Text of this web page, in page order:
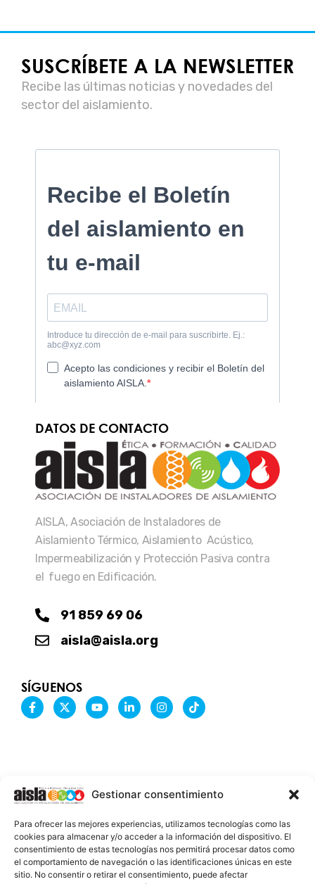
Gestionar consentimiento
Para ofrecer las mejores experiencias, utilizamos tecnologías como las
cookies para almacenar y/o acceder a la información del dispositivo. El
consentimiento de estas tecnologías nos permitirá procesar datos como
el comportamiento de navegación o las identificaciones únicas en este
sitio. No consentir o retirar el consentimiento, puede afectar
SUSCRÍBETE A LA NEWSLETTER
Recibe las últimas noticias y novedades del
sector del aislamiento.
DATOS DE CONTACTO
AISLA, Asociación de Instaladores de
Aislamiento Térmico, Aislamiento Acústico,
Impermeabilización y Protección Pasiva contra
el fuego en Edificación.
91 859 69 06
aisla@aisla.org
SÍGUENOS
F
a
c
-
f
X
-
t
r
Y
o
u
L
i
n
-
i
I
n
s
m
T
i
k
INFORMACIÓN LEGAL
AVISO LEGAL
PROTECCIÓN DE DATOS
POLÍTICA DE COOKIES